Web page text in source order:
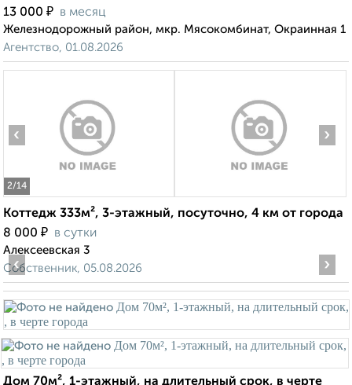
13 000 ₽ в месяц
Железнодорожный район, мкр. Мясокомбинат, Окраинная 1
Агентство, 01.08.2026
2/14
‹ ›
Коттедж 333м², 3-этажный, посуточно, 4 км от города
8 000 ₽ в сутки
Алексеевская 3
Собственник, 05.08.2026
‹ ›
Дом 70м², 1-этажный, на длительный срок, в черте